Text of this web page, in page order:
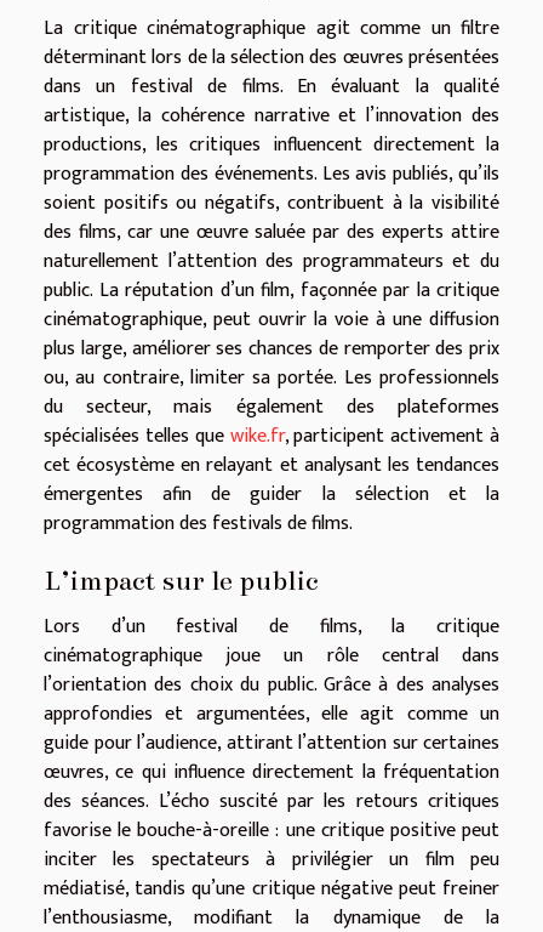
La critique cinématographique agit comme un filtre
déterminant lors de la sélection des œuvres présentées
dans un festival de films. En évaluant la qualité
artistique, la cohérence narrative et l’innovation des
productions, les critiques influencent directement la
programmation des événements. Les avis publiés, qu’ils
soient positifs ou négatifs, contribuent à la visibilité
des films, car une œuvre saluée par des experts attire
naturellement l’attention des programmateurs et du
public. La réputation d’un film, façonnée par la critique
cinématographique, peut ouvrir la voie à une diffusion
plus large, améliorer ses chances de remporter des prix
ou, au contraire, limiter sa portée. Les professionnels
du secteur, mais également des plateformes
spécialisées telles quewike.fr, participent activement à
cet écosystème en relayant et analysant les tendances
émergentes afin de guider la sélection et la
programmation des festivals de films.
L’impact sur le public
Lors d’un festival de films, la critique
cinématographique joue un rôle central dans
l’orientation des choix du public. Grâce à des analyses
approfondies et argumentées, elle agit comme un
guide pour l’audience, attirant l’attention sur certaines
œuvres, ce qui influence directement la fréquentation
des séances. L’écho suscité par les retours critiques
favorise le bouche-à-oreille : une critique positive peut
inciter les spectateurs à privilégier un film peu
médiatisé, tandis qu’une critique négative peut freiner
l’enthousiasme, modifiant la dynamique de la